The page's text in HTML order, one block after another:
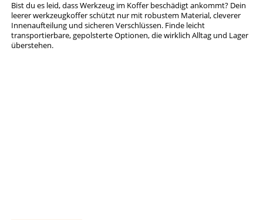
Bist du es leid, dass Werkzeug im Koffer beschädigt ankommt? Dein
leerer werkzeugkoffer schützt nur mit robustem Material, cleverer
Innenaufteilung und sicheren Verschlüssen. Finde leicht
transportierbare, gepolsterte Optionen, die wirklich Alltag und Lager
überstehen.